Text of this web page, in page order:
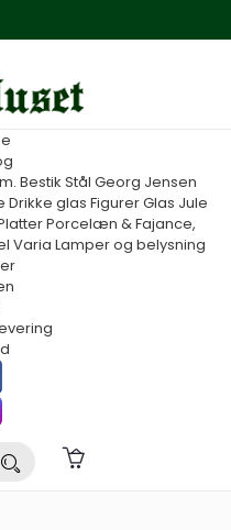
Bestik Stål Georg Jensen
Drikke glas FigurerGlas Jule
Porcelæn & Fajance,
Varia Lamper og belysning